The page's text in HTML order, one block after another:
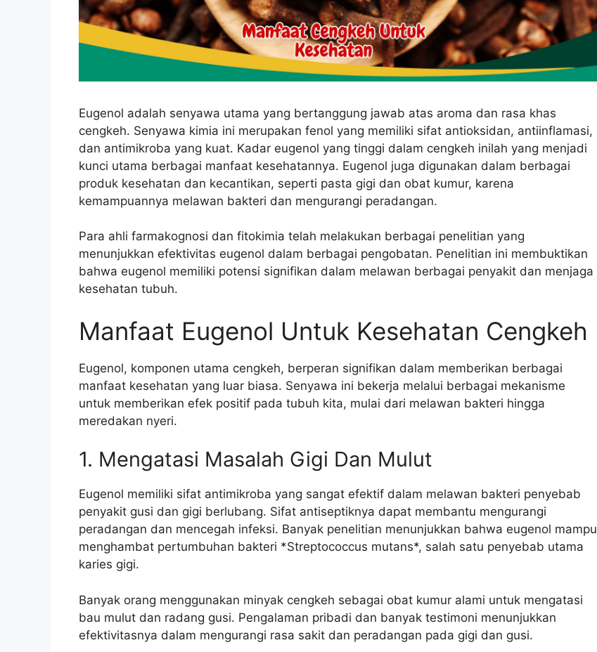
Eugenol adalah senyawa utama yang bertanggung jawab atas aroma dan rasa khas
cengkeh. Senyawa kimia ini merupakan fenol yang memiliki sifat antioksidan, antiinflamasi,
dan antimikroba yang kuat. Kadar eugenol yang tinggi dalam cengkeh inilah yang menjadi
kunci utama berbagai manfaat kesehatannya. Eugenol juga digunakan dalam berbagai
produk kesehatan dan kecantikan, seperti pasta gigi dan obat kumur, karena
kemampuannya melawan bakteri dan mengurangi peradangan.
Para ahli farmakognosi dan fitokimia telah melakukan berbagai penelitian yang
menunjukkan efektivitas eugenol dalam berbagai pengobatan. Penelitian ini membuktikan
bahwa eugenol memiliki potensi signifikan dalam melawan berbagai penyakit dan menjaga
kesehatan tubuh.
Manfaat Eugenol Untuk Kesehatan Cengkeh
Eugenol, komponen utama cengkeh, berperan signifikan dalam memberikan berbagai
manfaat kesehatan yang luar biasa. Senyawa ini bekerja melalui berbagai mekanisme
untuk memberikan efek positif pada tubuh kita, mulai dari melawan bakteri hingga
meredakan nyeri.
1. Mengatasi Masalah Gigi Dan Mulut
Eugenol memiliki sifat antimikroba yang sangat efektif dalam melawan bakteri penyebab
penyakit gusi dan gigi berlubang. Sifat antiseptiknya dapat membantu mengurangi
peradangan dan mencegah infeksi. Banyak penelitian menunjukkan bahwa eugenol mampu
menghambat pertumbuhan bakteri *Streptococcus mutans*, salah satu penyebab utama
karies gigi.
Banyak orang menggunakan minyak cengkeh sebagai obat kumur alami untuk mengatasi
bau mulut dan radang gusi. Pengalaman pribadi dan banyak testimoni menunjukkan
efektivitasnya dalam mengurangi rasa sakit dan peradangan pada gigi dan gusi.